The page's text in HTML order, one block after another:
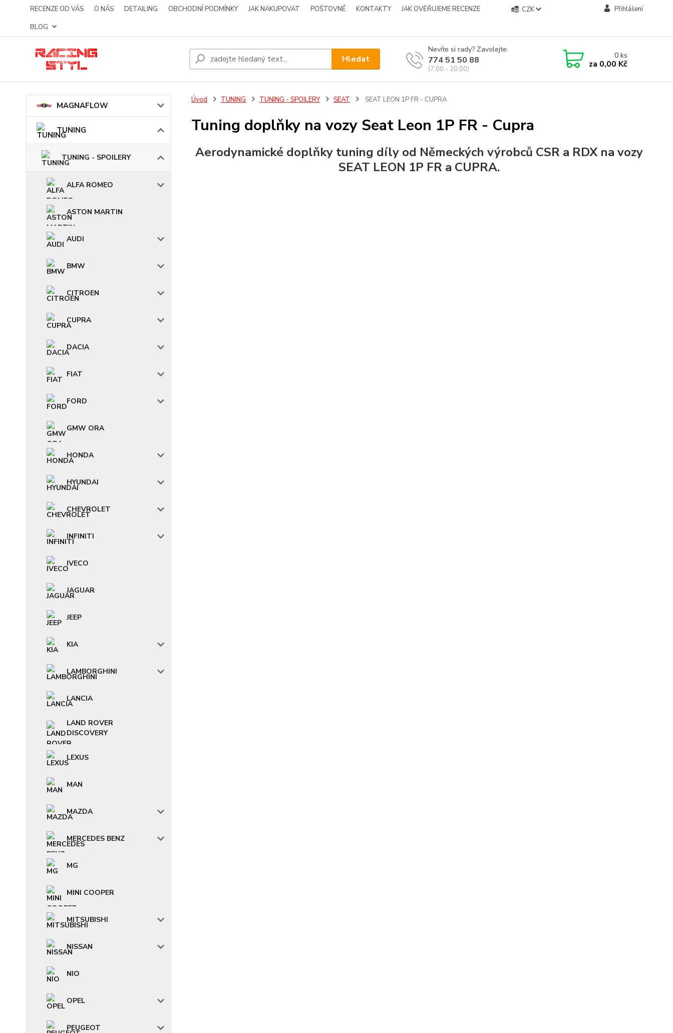
RECENZE OD VÁS O NÁS DETAILING OBCHODNÍ PODMÍNKY JAK NAKUPOVAT POŠTOVNÉ KONTAKTY
JAK OVĚŘUJEME RECENZE
BLOG
CZK Přihlášení
Hledat
Nevíte si rady? Zavolejte.
774 51 50 88
(7:00 - 20:00)
0ks
za 0,00 Kč
MAGNAFLOW
TUNING
TUNING - SPOILERY
ALFA ROMEO
ASTON MARTIN
AUDI
BMW
CITROEN
CUPRA
DACIA
FIAT
FORD
GMW ORA
HONDA
HYUNDAI
CHEVROLET
INFINITI
IVECO
JAGUAR
JEEP
KIA
LAMBORGHINI
LANCIA
LAND ROVER
DISCOVERY
LEXUS
MAN
MAZDA
MERCEDES BENZ
MG
MINI COOPER
MITSUBISHI
NISSAN
NIO
OPEL
PEUGEOT
Úvod TUNING TUNING - SPOILERY SEAT SEAT LEON 1P FR - CUPRA
Tuning doplňky na vozy Seat Leon 1P FR - Cupra
Aerodynamické doplňky tuning díly od Německých výrobců CSR a RDX na vozy
SEAT LEON 1P FR a CUPRA.